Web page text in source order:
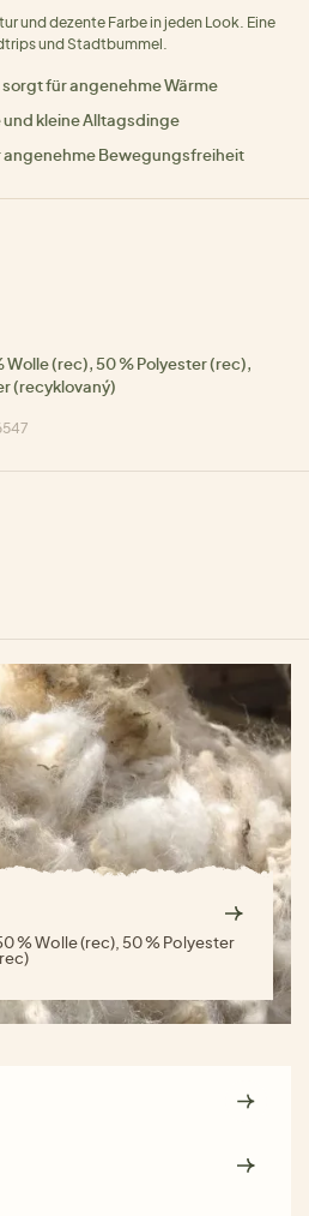
und dezente Farbe in jeden Look. Eine
und Stadtbummel.
für angenehme Wärme
kleine Alltagsdinge
Bewegungsfreiheit
Wolle (rec), 50 % Polyester (rec),
(recyklovaný)
% Wolle (rec), 50 % Polyester